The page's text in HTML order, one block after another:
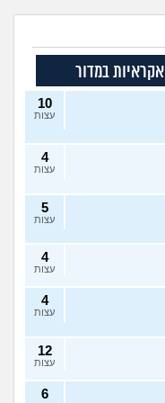
אקראיות במדור
10
עצות
4
עצות
5
עצות
4
עצות
4
עצות
12
עצות
6